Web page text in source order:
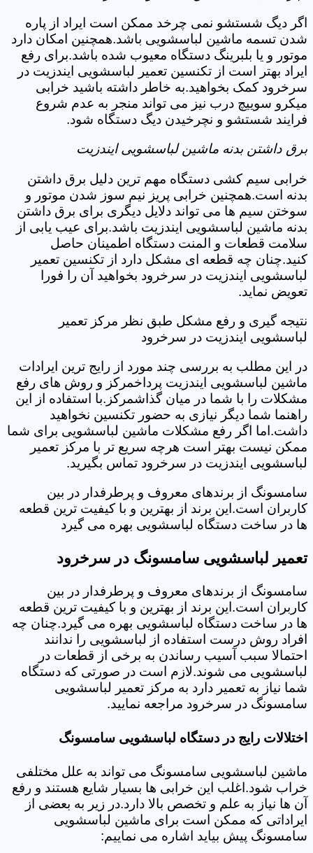
اگر دیگ شستشو نمی چرخد ممکن است ایراد از پاره
شدن تسمه ماشین لباسشویی باشد.همچنین امکان دارد
موتور و یا بلبرینگ دستگاه معیوب شده باشد.برای رفع
ایراد بهتر است از تکنسین تعمیر لباسشویی ایندزیت در
سرخرود کمک بخواهید.به خاطر داشته باشید خرابی
میکرو سوییچ درب نیز می تواند منجر به عدم شروع
فرایند شستشو و نچرخیدن دیگ دستگاه شود.
برق داشتن بدنه ماشین لباسشویی ایندزیت
خرابی سیم کشی دستگاه مهم ترین دلیل برق داشتن
بدنه است.همچنین خرابی پریز نیم سوز شدن موتور و
سوختن سیم ها می تواند دلایل دیگری برای برق داشتن
بدنه ماشین لباسشویی ایندزیت باشد.برای عیب یابی از
سلامت قطعات و المنت دستگاه اطمینان حاصل
کنید.چنان چه قطعه ای مشکل دارد از تکنسین تعمیر
لباسشویی ایندزیت در سرخرود بخواهید آن را فورا
تعویض نماید.
نتیجه گیری و رفع مشکل طبق نظر مرکز تعمیر
لباسشویی ایندزیت در سرخرود
در این مطلب به بررسی چند مورد از رایج ترین ایرادات
ماشین لباسشویی ایندزیت پرداخمرکز و روش های رفع
مشکلات را با شما در میان گذاشمرکز.با استفاده از این
راهنما شما دیگر نیازی به حضور تکنسین نخواهید
داشت.اما اگر رفع مشکلات ماشین لباسشویی برای شما
ممکن نیست بهتر است هرچه سریع تر با مرکز تعمیر
لباسشویی ایندزیت در سرخرود تماس بگیرید.
سامسونگ از برندهای معروف و پرطرفدار در بین
کاربران است.این برند از بهترین و با کیفیت ترین قطعه
ها در ساخت دستگاه لباسشویی بهره می گیرد
تعمیر لباسشویی سامسونگ در سرخرود
سامسونگ از برندهای معروف و پرطرفدار در بین
کاربران است.این برند از بهترین و با کیفیت ترین قطعه
ها در ساخت دستگاه لباسشویی بهره می گیرد.چنان چه
افراد روش درست استفاده از لباسشویی را ندانند
احتمالا سبب آسیب رساندن به برخی از قطعات در
لباسشویی می شوند.لازم است در صورتی که دستگاه
شما نیاز به تعمیر دارد به مرکز تعمیر لباسشویی
سامسونگ در سرخرود مراجعه نمایید.
اختلالات رایج در دستگاه لباسشویی سامسونگ
ماشین لباسشویی سامسونگ می تواند به علل مختلفی
خراب شود.اغلب این خرابی ها بسیار شایع هستند و رفع
آن ها نیاز به علم و تخصص بالا دارد.در زیر به بعضی از
ایراداتی که ممکن است برای ماشین لباسشویی
سامسونگ پیش بیاید اشاره می نماییم: